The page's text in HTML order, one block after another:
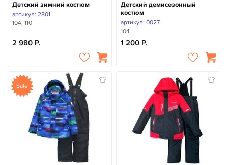
Детский зимний костюм
артикул: 2801
104, 110
2 980
Детский демисезонный
костюм
артикул: 0027
104
1 200
Sale